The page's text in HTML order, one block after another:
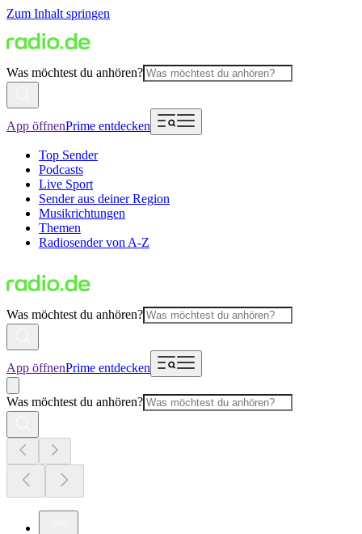
Zum Inhalt springen
Was möchtest du anhören?
App öffnenPrime entdecken
Top Sender
Podcasts
Live Sport
Sender aus deiner Region
Musikrichtungen
Themen
Radiosender von A-Z
Was möchtest du anhören?
App öffnenPrime entdecken
Was möchtest du anhören?